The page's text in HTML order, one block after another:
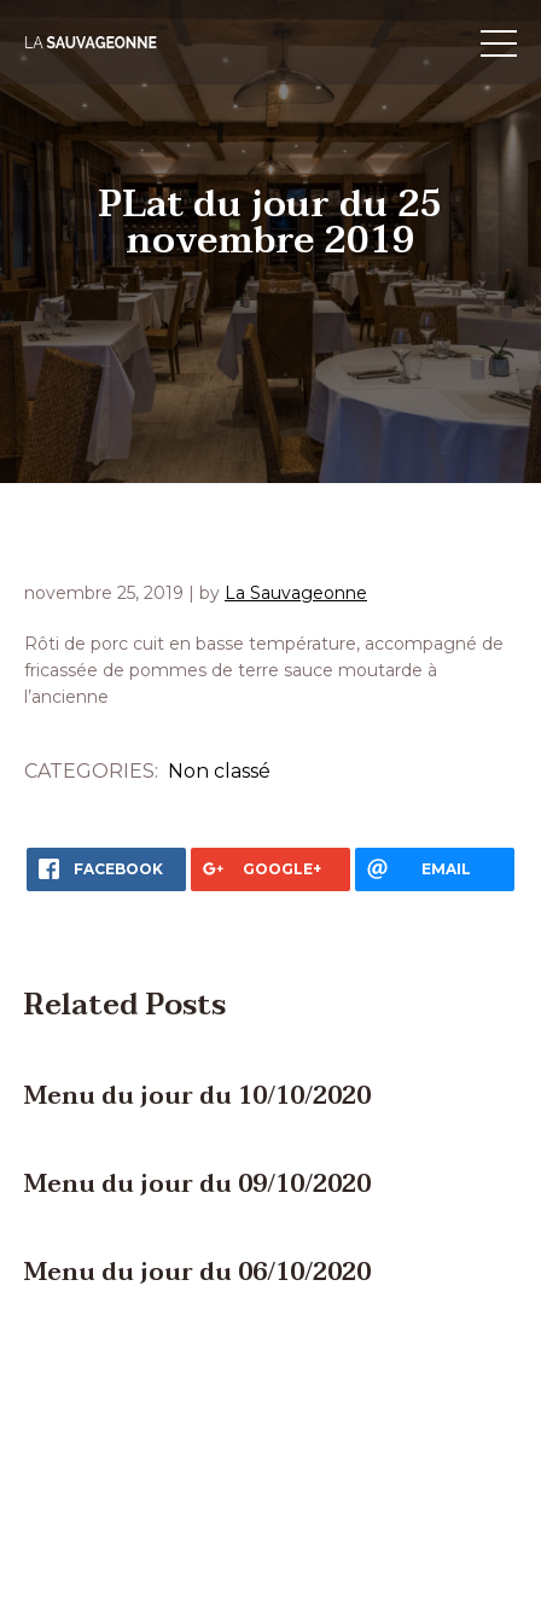
to
content
PLat du jour du 25
novembre 2019
novembre 25, 2019 | by La Sauvageonne
Rôti de porc cuit en basse température, accompagné de
fricassée de pommes de terre sauce moutarde à
l’ancienne
CATEGORIES: Non classé
FACEBOOK GOOGLE+ EMAIL
Related Posts
Menu du jour du 10/10/2020
Menu du jour du 09/10/2020
Menu du jour du 06/10/2020